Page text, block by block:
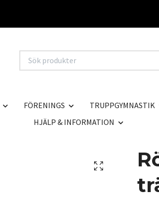
FÖRENINGS TRUPPGYMNASTIK
HJÄLP & INFORMATION